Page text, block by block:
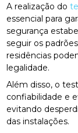
A realização do
essencial para
segurança
seguir os
residências
legalidade.
Além disso, o
confiabilidade e
evitando
das instalações.